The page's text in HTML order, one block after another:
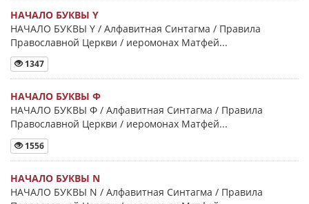
НАЧАЛО БУКВЫ Y
НАЧАЛО БУКВЫ Y / Алфавитная Синтагма / Правила
Православной Церкви / иеромонах Матфей...
1347
НАЧАЛО БУКВЫ Φ
НАЧАЛО БУКВЫ Φ / Алфавитная Синтагма / Правила
Православной Церкви / иеромонах Матфей...
1556
НАЧАЛО БУКВЫ Ν
НАЧАЛО БУКВЫ Ν / Алфавитная Синтагма / Правила